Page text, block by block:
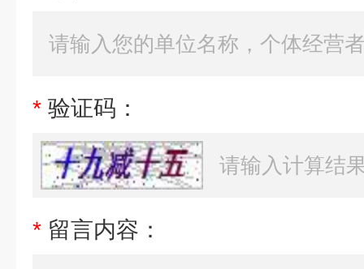
* 验证码：
* 留言内容：